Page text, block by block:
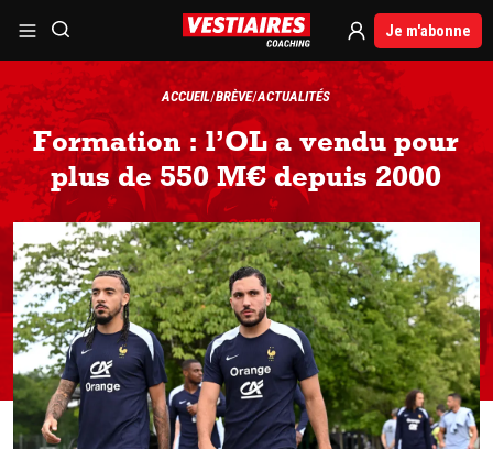
Je m'abonne
ACCUEIL BRÈVE ACTUALITÉS
Formation : l’OL a vendu pour
plus de 550 M€ depuis 2000